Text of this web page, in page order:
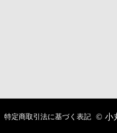
特定商取引法に基づく表記 © 小